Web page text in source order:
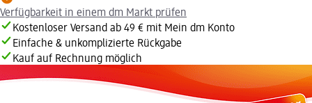
Verfügbarkeit in einem dm Markt prüfen
Kostenloser Versand ab 49 € mit Mein dm Konto
Einfache & unkomplizierte Rückgabe
Kauf auf Rechnung möglich